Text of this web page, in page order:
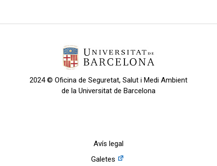
2024 © Oficina de Seguretat, Salut i Medi Ambient
de la Universitat de Barcelona
Avís legal
Galetes